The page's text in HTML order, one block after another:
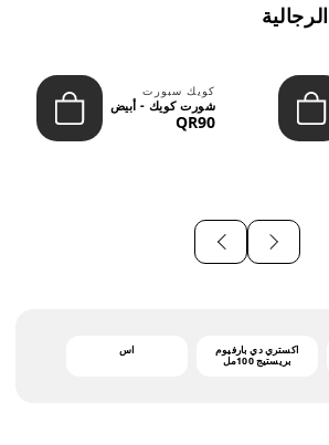
كويك سبورت
شورت كويك - أبيض
QR90
اكستري دي بارفيوم
بريستيج 100مل
اس